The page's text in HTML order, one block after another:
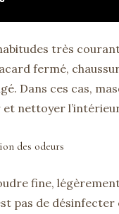
très
fermé,
Dans ces cas,
et nettoyer
des odeurs
fine,
pas de